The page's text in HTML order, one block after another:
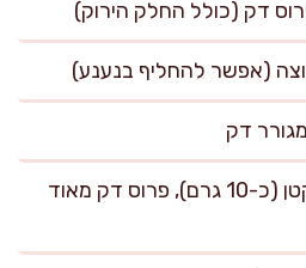
1 פלפל צ’ילי אדום קטן (כ-10 גרם), פרוס דק מאוד